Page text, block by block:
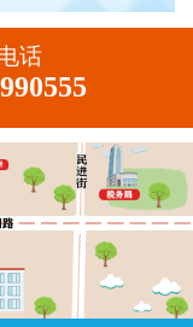
话
？发现多久